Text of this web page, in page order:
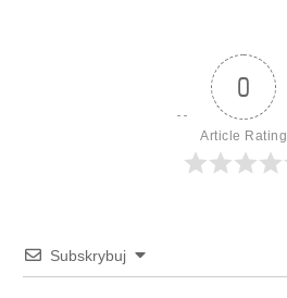
0
Article Rating
Subskrybuj